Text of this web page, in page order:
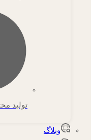
تولید
وبلاگ